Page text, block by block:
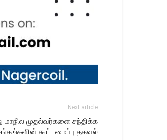
Next article
மாநில முதல்வர்களை சந்திக்க
கூட்டமைப்பு தகவல்